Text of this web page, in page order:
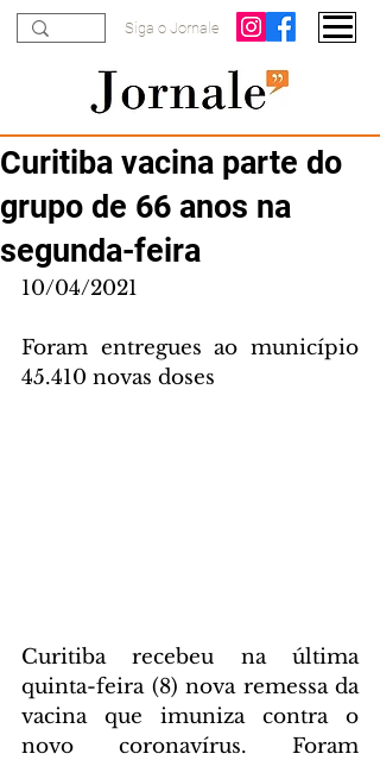
Siga o Jornale
Curitiba vacina parte do
grupo de 66 anos na
segunda-feira
10/04/2021
Foram entregues ao município
45.410 novas doses
Curitiba recebeu na última
quinta-feira (8) nova remessa da
vacina que imuniza contra o
novo coronavírus. Foram